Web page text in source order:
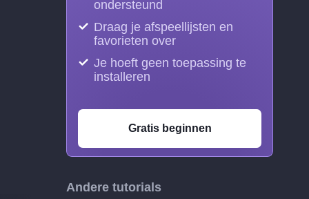
ondersteund
Draag je afspeellijsten en
favorieten over
Je hoeft geen toepassing te
installeren
Gratis beginnen
Andere tutorials